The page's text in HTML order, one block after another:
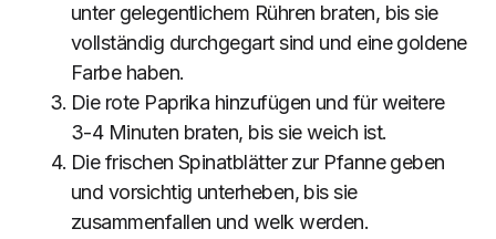
unter gelegentlichem Rühren braten, bis sie
vollständig durchgegart sind und eine goldene
Farbe haben.
Die rote Paprika hinzufügen und für weitere
3-4 Minuten braten, bis sie weich ist.
Die frischen Spinatblätter zur Pfanne geben
und vorsichtig unterheben, bis sie
zusammenfallen und welk werden.